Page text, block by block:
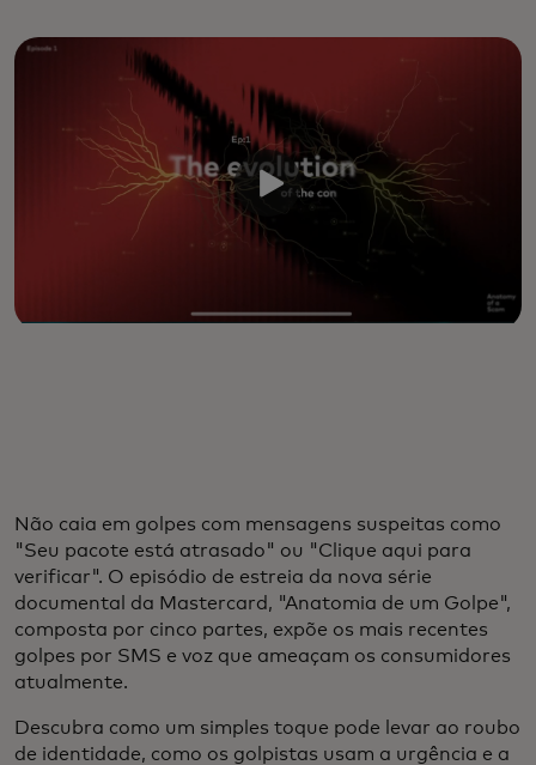
Não caia em golpes com mensagens suspeitas como
"Seu pacote está atrasado" ou "Clique aqui para
verificar". O episódio de estreia da nova série
documental da Mastercard, "Anatomia de um Golpe",
composta por cinco partes, expõe os mais recentes
golpes por SMS e voz que ameaçam os consumidores
atualmente.
Descubra como um simples toque pode levar ao roubo
de identidade, como os golpistas usam a urgência e a